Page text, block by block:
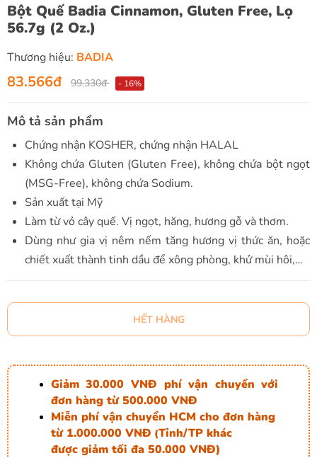
Bột Quế Badia Cinnamon, Gluten Free, Lọ
56.7g (2 Oz.)
Thương hiệu: BADIA
83.566đ 99.330đ - 16%
Mô tả sản phẩm
Chứng nhận KOSHER, chứng nhận HALAL
Không chứa Gluten (Gluten Free), không chứa bột ngọt
(MSG-Free), không chứa Sodium.
Sản xuất tại Mỹ
Làm từ vỏ cây quế. Vị ngọt, hăng, hương gỗ và thơm.
Dùng như gia vị nêm nếm tăng hương vị thức ăn, hoặc
chiết xuất thành tinh dầu để xông phòng, khử mùi hôi,…
HẾT HÀNG
Giảm 30.000 VNĐ phí vận chuyển với
đơn hàng từ 500.000 VNĐ
Miễn phí vận chuyển HCM cho đơn hàng
từ 1.000.000 VNĐ (Tỉnh/TP khác
được giảm tối đa 50.000 VNĐ)